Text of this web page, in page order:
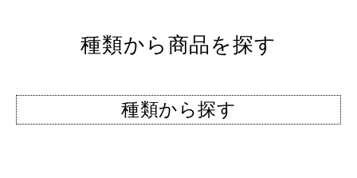
種類から商品を探す
種類から探す